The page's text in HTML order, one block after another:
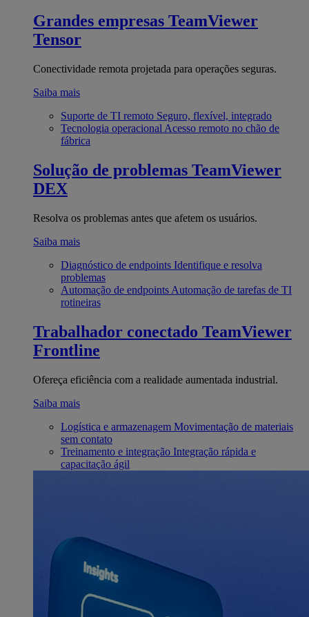
Grandes empresas TeamViewer
Tensor
Conectividade remota projetada para operações seguras.
Saiba mais
Suporte de TI remoto Seguro, flexível, integrado
Tecnologia operacional Acesso remoto no chão de
fábrica
Solução de problemas TeamViewer
DEX
Resolva os problemas antes que afetem os usuários.
Saiba mais
Diagnóstico de endpoints Identifique e resolva
problemas
Automação de endpoints Automação de tarefas de TI
rotineiras
Trabalhador conectado TeamViewer
Frontline
Ofereça eficiência com a realidade aumentada industrial.
Saiba mais
Logística e armazenagem Movimentação de materiais
sem contato
Treinamento e integração Integração rápida e
capacitação ágil